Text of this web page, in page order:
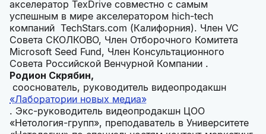
акселератор TexDrive совместно с самым
успешным в мире акселератором hich-tech
компаний TechStars.com (Калифорния). Член VC
Совета СКОЛКОВО, Член Отборочного Комитета
Microsoft Seed Fund, Член Консультационного
Совета Российской Венчурной Компании .
Родион Скрябин,
сооснователь, руководитель видеопродакшн
«Лаборатории новых медиа»
. Экс-руководитель видеопродакшн ЦОО
«Нетология-групп», преподаватель в Университете